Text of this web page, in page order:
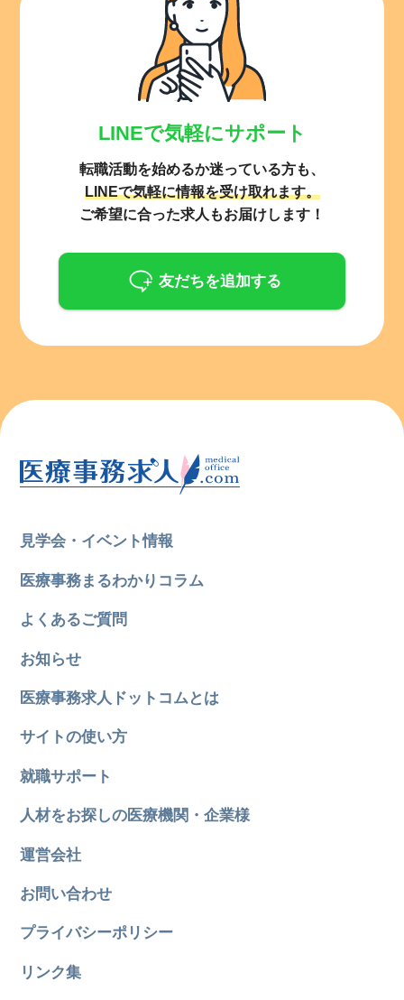
LINEで気軽にサポート
転職活動を始めるか迷っている方も、
LINEで気軽に情報を受け取れます。
ご希望に合った求人もお届けします！
友だちを追加する
見学会・イベント情報
医療事務まるわかりコラム
よくあるご質問
お知らせ
医療事務求人ドットコムとは
サイトの使い方
就職サポート
人材をお探しの医療機関・企業様
運営会社
お問い合わせ
プライバシーポリシー
リンク集